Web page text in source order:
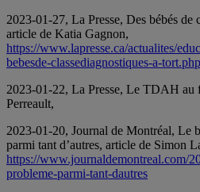
2023-01-27, La Presse, Des bébés de
article de Katia Gagnon,
https://www.lapresse.ca/actualites/
bebesde-classediagnostiques-a-tort.php
2023-01-22, La Presse, Le TDAH au
Perreault,
2023-01-20, Journal de Montréal, Le
parmi tant d’autres, article de Simon
https://www.journaldemontreal.com/
probleme-parmi-tant-dautres